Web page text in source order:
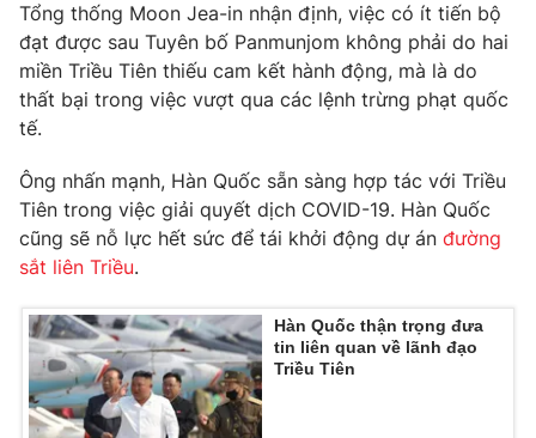
Phim VTV
Hậu trường
Nhân vật
Khán giả
Giải sao mai
Giải trí
Điện ảnh
Sao
Đời sống
Du lịch
Làm đẹp
Chất lượng cuộc sống
Giáo dục
Tuyển sinh
Công nghệ
Hitech Công nghệ tương lai
Sản phẩm
Thị trường
Giao lưu trực tuyến
Lịch phát sóng
Tổng thống Moon Jea-in nhận định, việc có ít tiến bộ
đạt được sau Tuyên bố Panmunjom không phải do hai
miền Triều Tiên thiếu cam kết hành động, mà là do
thất bại trong việc vượt qua các lệnh trừng phạt quốc
tế.
Ông nhấn mạnh, Hàn Quốc sẵn sàng hợp tác với Triều
Tiên trong việc giải quyết dịch COVID-19. Hàn Quốc
cũng sẽ nỗ lực hết sức để tái khởi động dự án đường
sắt liên Triều.
Hàn Quốc thận trọng đưa
tin liên quan về lãnh đạo
Triều Tiên